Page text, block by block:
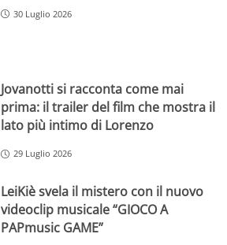
30 Luglio 2026
Jovanotti si racconta come mai
prima: il trailer del film che mostra il
lato più intimo di Lorenzo
29 Luglio 2026
LeiKiè svela il mistero con il nuovo
videoclip musicale “GIOCO A
PAPmusic GAME”